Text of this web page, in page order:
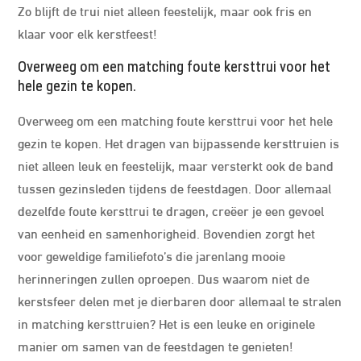
Zo blijft de trui niet alleen feestelijk, maar ook fris en
klaar voor elk kerstfeest!
Overweeg om een matching foute kersttrui voor het
hele gezin te kopen.
Overweeg om een matching foute kersttrui voor het hele
gezin te kopen. Het dragen van bijpassende kersttruien is
niet alleen leuk en feestelijk, maar versterkt ook de band
tussen gezinsleden tijdens de feestdagen. Door allemaal
dezelfde foute kersttrui te dragen, creëer je een gevoel
van eenheid en samenhorigheid. Bovendien zorgt het
voor geweldige familiefoto’s die jarenlang mooie
herinneringen zullen oproepen. Dus waarom niet de
kerstsfeer delen met je dierbaren door allemaal te stralen
in matching kersttruien? Het is een leuke en originele
manier om samen van de feestdagen te genieten!